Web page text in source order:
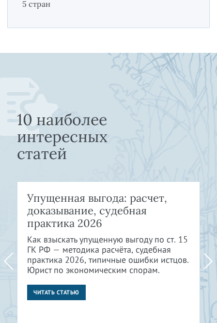
5 стран
10 наиболее
интересных
статей
Упущенная выгода: расчет,
доказывание, судебная
практика 2026
Как взыскать упущенную выгоду по ст. 15
ГК РФ — методика расчёта, судебная
практика 2026, типичные ошибки истцов.
Юрист по экономическим спорам.
ЧИТАТЬ СТАТЬЮ